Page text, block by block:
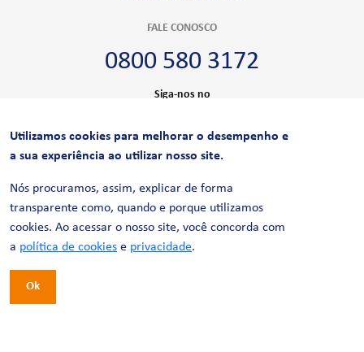
FALE CONOSCO
0800 580 3172
Siga-nos no
CERTIFICAÇÕES
Utilizamos cookies para melhorar o desempenho e
a sua experiência ao utilizar nosso site.
Nós procuramos, assim, explicar de forma
transparente como, quando e porque utilizamos
cookies. Ao acessar o nosso site, você concorda com
a política de cookies e privacidade.
Ok